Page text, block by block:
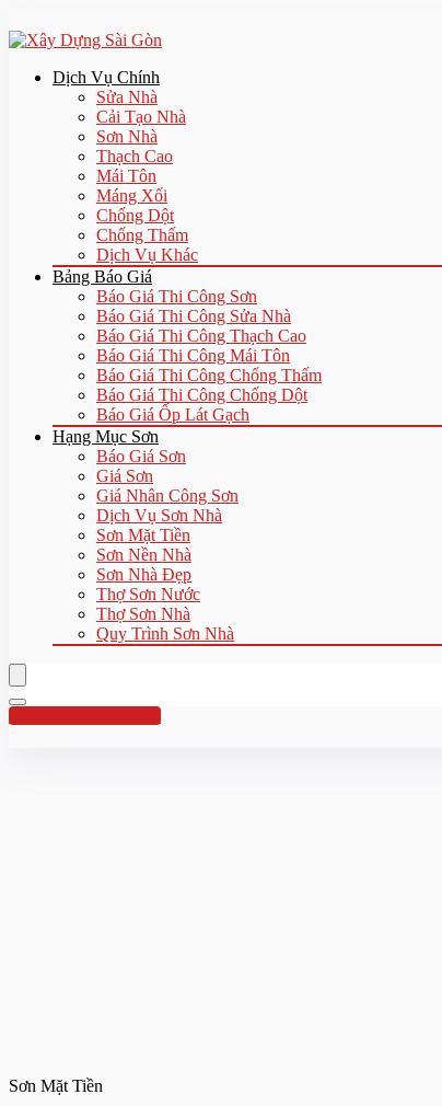
Dịch Vụ Chính
Sửa Nhà
Cải Tạo Nhà
Sơn Nhà
Thạch Cao
Mái Tôn
Máng Xối
Chống Dột
Chống Thấm
Dịch Vụ Khác
Bảng Báo Giá
Báo Giá Thi Công Sơn
Báo Giá Thi Công Sửa Nhà
Báo Giá Thi Công Thạch Cao
Báo Giá Thi Công Mái Tôn
Báo Giá Thi Công Chống Thấm
Báo Giá Thi Công Chống Dột
Báo Giá Ốp Lát Gạch
Hạng Mục Sơn
Báo Giá Sơn
Giá Sơn
Giá Nhân Công Sơn
Dịch Vụ Sơn Nhà
Sơn Mặt Tiền
Sơn Nền Nhà
Sơn Nhà Đẹp
Thợ Sơn Nước
Thợ Sơn Nhà
Quy Trình Sơn Nhà
Hotline:0961 894 472
Sơn Mặt Tiền